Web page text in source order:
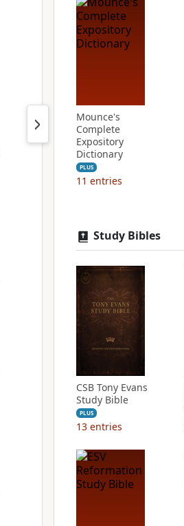
Mounce's
Complete
Expository
Dictionary
PLUS
11 entries
Study Bibles
CSB Tony Evans
Study Bible
PLUS
13 entries